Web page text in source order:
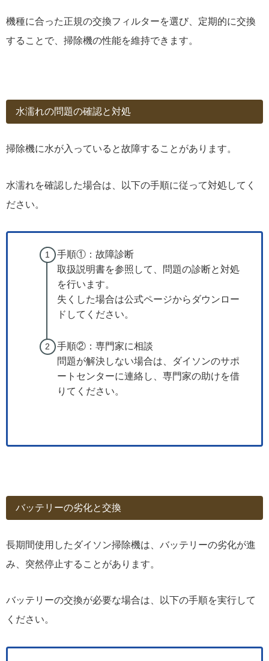
機種に合った正規の交換フィルターを選び、定期的に交換
することで、掃除機の性能を維持できます。
水濡れの問題の確認と対処
掃除機に水が入っていると故障することがあります。
水濡れを確認した場合は、以下の手順に従って対処してく
ださい。
手順①：故障診断
取扱説明書を参照して、問題の診断と対処
を行います。
失くした場合は公式ページからダウンロー
ドしてください。
手順②：専門家に相談
問題が解決しない場合は、ダイソンのサポ
ートセンターに連絡し、専門家の助けを借
りてください。
バッテリーの劣化と交換
長期間使用したダイソン掃除機は、バッテリーの劣化が進
み、突然停止することがあります。
バッテリーの交換が必要な場合は、以下の手順を実行して
ください。